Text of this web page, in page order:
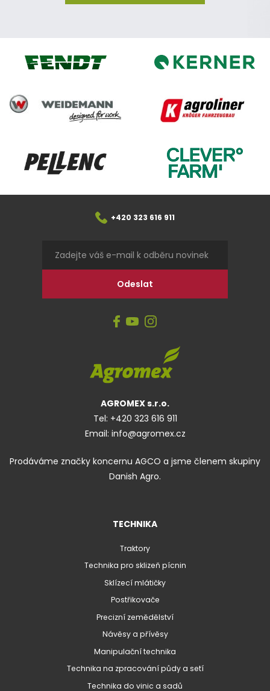
Fendt Kerner
Weidemann Agroliner
Pellenc CleverFarm
+420 323 616 911
AGROMEX s.r.o.
Tel: +420 323 616 911
Email: info@agromex.cz
Prodáváme značky koncernu AGCO a jsme členem skupiny
Danish Agro.
TECHNIKA
Traktory
Technika pro sklizeň pícnin
Sklízecí mlátičky
Postřikovače
Precizní zemědělství
Návěsy a přívěsy
Manipulační technika
Technika na zpracování půdy a setí
Technika do vinic a sadů